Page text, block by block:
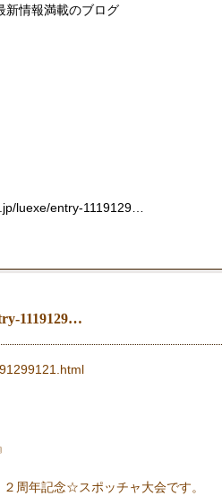
新情報満載のブログ
luexe/entry-1119129…
1119129…
周年記念☆スポッチャ大会です。